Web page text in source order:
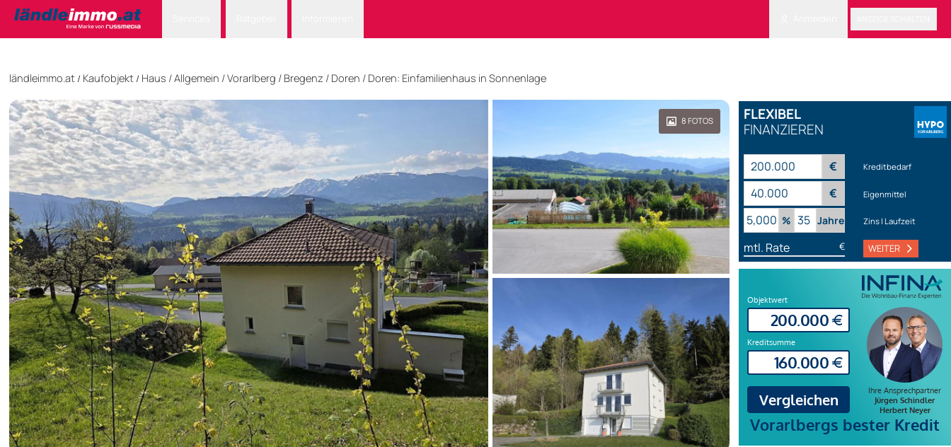
FLEXIBEL
FINANZIEREN
€ Kreditbedarf
€ Eigenmittel
% Jahre Zins | Laufzeit
mtl. Rate € WEITER
ländleimmo.at / Kaufobjekt / Haus /Allgemein /Vorarlberg / Bregenz / Doren / Doren: Einfamilienhaus in Sonnenlage
8FOTOS